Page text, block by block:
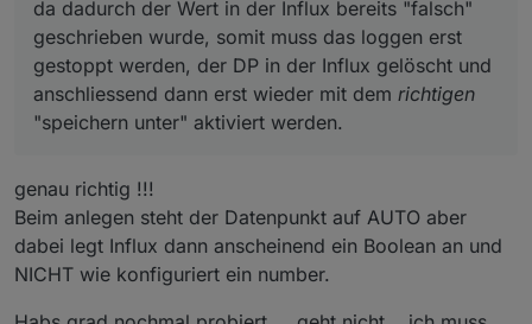
da dadurch der Wert in der Influx bereits "falsch"
geschrieben wurde, somit muss das loggen erst
gestoppt werden, der DP in der Influx gelöscht und
anschliessend dann erst wieder mit dem richtigen
"speichern unter" aktiviert werden.
genau richtig !!!
Beim anlegen steht der Datenpunkt auf AUTO aber
dabei legt Influx dann anscheinend ein Boolean an und
NICHT wie konfiguriert ein number.